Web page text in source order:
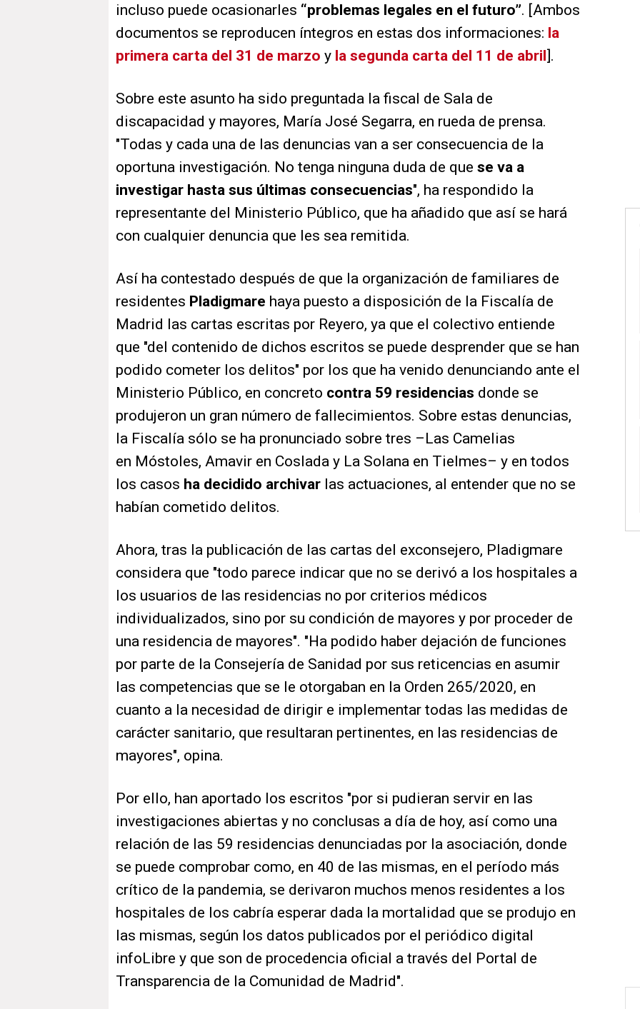
incluso puede ocasionarles “problemas legales en el futuro”. [Ambos
documentos se reproducen íntegros en estas dos informaciones: la
primera carta del 31 de marzo y la segunda carta del 11 de abril ].
Sobre este asunto ha sido preguntada la fiscal de Sala de
discapacidad y mayores, María José Segarra, en rueda de prensa.
"Todas y cada una de las denuncias van a ser consecuencia de la
oportuna investigación. No tenga ninguna duda de que se va a
investigar hasta sus últimas consecuencias", ha respondido la
representante del Ministerio Público, que ha añadido que así se hará
con cualquier denuncia que les sea remitida.
Así ha contestado después de que la organización de familiares de
residentes Pladigmare haya puesto a disposición de la Fiscalía de
Madrid las cartas escritas por Reyero, ya que el colectivo entiende
que "del contenido de dichos escritos se puede desprender que se han
podido cometer los delitos" por los que ha venido denunciando ante el
Ministerio Público, en concreto contra 59 residencias donde se
produjeron un gran número de fallecimientos. Sobre estas denuncias,
la Fiscalía sólo se ha pronunciado sobre tres –Las Camelias
en Móstoles, Amavir en Coslada y La Solana en Tielmes– y en todos
los casos ha decidido archivar las actuaciones, al entender que no se
habían cometido delitos.
Ahora, tras la publicación de las cartas del exconsejero, Pladigmare
considera que "todo parece indicar que no se derivó a los hospitales a
los usuarios de las residencias no por criterios médicos
individualizados, sino por su condición de mayores y por proceder de
una residencia de mayores". "Ha podido haber dejación de funciones
por parte de la Consejería de Sanidad por sus reticencias en asumir
las competencias que se le otorgaban en la Orden 265/2020, en
cuanto a la necesidad de dirigir e implementar todas las medidas de
carácter sanitario, que resultaran pertinentes, en las residencias de
mayores", opina.
Por ello, han aportado los escritos "por si pudieran servir en las
investigaciones abiertas y no conclusas a día de hoy, así como una
relación de las 59 residencias denunciadas por la asociación, donde
se puede comprobar como, en 40 de las mismas, en el período más
crítico de la pandemia, se derivaron muchos menos residentes a los
hospitales de los cabría esperar dada la mortalidad que se produjo en
las mismas, según los datos publicados por el periódico digital
infoLibre y que son de procedencia oficial a través del Portal de
Transparencia de la Comunidad de Madrid".